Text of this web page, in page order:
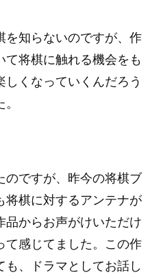
を知らないのですが、作
将棋に触れる機会をも
くなっていくんだろう
のですが、昨今の将棋ブ
将棋に対するアンテナが
品からお声がけいただけ
て感じてました。この作
、ドラマとしてお話し